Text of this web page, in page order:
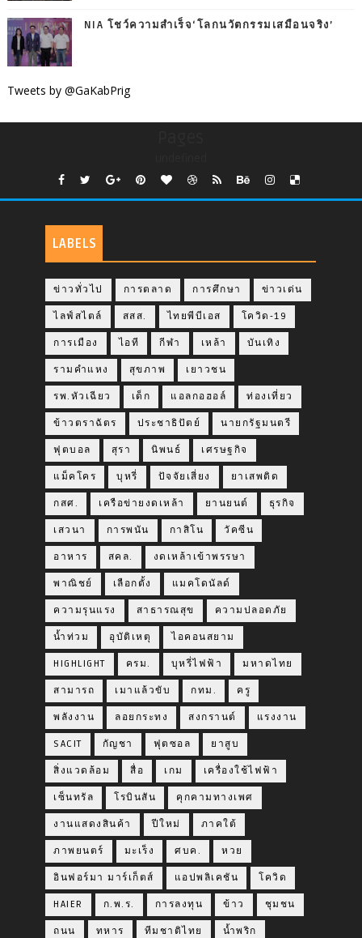
NIA โชว์ความสำเร็จ‘โลกนวัตกรรมเสมือนจริง’
Tweets by @GaKabPrig
LABELS
ข่าวทั่วไป การตลาด การศึกษา ข่าวเด่น
ไลฟ์สไตล์ สสส. ไทยพีบีเอส โควิด-19
การเมือง ไอที กีฬา เหล้า บันเทิง
รามคำแหง สุขภาพ เยาวชน
รพ.หัวเฉียว เด็ก แอลกอฮอล์ ท่องเที่ยว
ข้าวตราฉัตร ประชาธิปัตย์ นายกรัฐมนตรี
ฟุตบอล สุรา นิพนธ์ เศรษฐกิจ
แม็คโคร บุหรี่ ปัจจัยเสี่ยง ยาเสพติด
กสศ. เครือข่ายงดเหล้า ยานยนต์ ธุรกิจ
เสวนา การพนัน กาสิโน วัคซีน
อาหาร สคล. งดเหล้าเข้าพรรษา
พาณิชย์ เลือกตั้ง แมคโดนัลด์
ความรุนแรง สาธารณสุข ความปลอดภัย
น้ำท่วม อุบัติเหตุ ไอคอนสยาม
HIGHLIGHT ครม. บุหรี่ไฟฟ้า มหาดไทย
สามารถ เมาแล้วขับ กทม. ครู
พลังงาน ลอยกระทง สงกรานต์ แรงงาน
SACIT กัญชา ฟุตซอล ยาสูบ
สิ่งแวดล้อม สื่อ เกม เครื่องใช้ไฟฟ้า
เซ็นทรัล โรบินสัน คุกคามทางเพศ
งานแสดงสินค้า ปีใหม่ ภาคใต้
ภาพยนตร์ มะเร็ง ศบค. หวย
อินฟอร์มา มาร์เก็ตส์ แอปพลิเคชัน โควิด
HAIER ก.พ.ร. การลงทุน ข้าว ชุมชน
ถนน ทหาร ทีมชาติไทย น้ำพริก